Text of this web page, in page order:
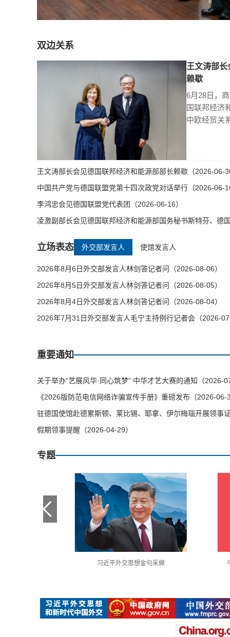
双边关系
王文涛部
赖歇
6月28日，
国联邦经济
中欧经贸关
王文涛部长会见德国联邦经济和能源部部长赖歇（2026-06-
中国共产党与德国联盟党第十四次政党对话举行（2026-06-
李鸿忠会见德国联盟党代表团（2026-06-16）
凌激副部长会见德国联邦经济和能源部国务秘书斯特芬、德
立场表态 外交部发言人 使馆发言人
2026年8月6日外交部发言人林剑答记者问（2026-08-06）
2026年8月5日外交部发言人林剑答记者问（2026-08-05）
2026年8月4日外交部发言人林剑答记者问（2026-08-04）
2026年7月31日外交部发言人毛宁主持例行记者会（2026-
重要通知
关于举办“艺展风华·同心筑梦” 中华才艺大赛的通知（2026-
《2026版防范电信网络诈骗宣传手册》重磅发布（2026-06-
驻德国使馆赴德累斯顿、莱比锡、耶拿、伊尔梅瑙开展领事
假期领事提醒（2026-04-29）
专题
中国共产党第二十次全国代表大会